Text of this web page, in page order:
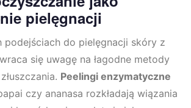
pielęgnacji
podejściach do pielęgnacji skóry z
się uwagę na łagodne metody
Peelingi enzymatyczne
czy ananasa rozkładają wiązania